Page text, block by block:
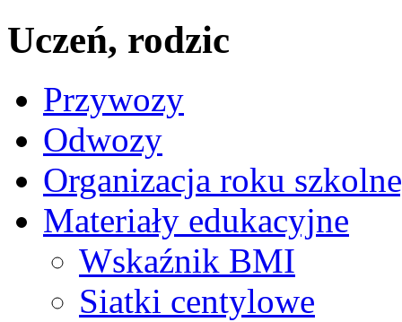
Uczeń, rodzic
Przywozy
Odwozy
Organizacja roku
Materiały edukacyjne
Wskaźnik BMI
Siatki centylowe